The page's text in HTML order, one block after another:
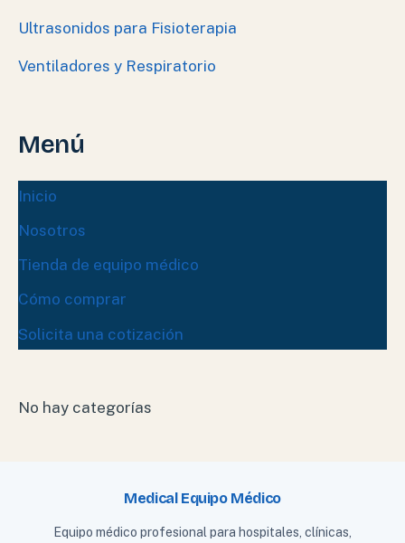
Ultrasonidos para Fisioterapia
Ventiladores y Respiratorio
Menú
Inicio
Nosotros
Tienda de equipo médico
Cómo comprar
Solicita una cotización
No hay categorías
Medical Equipo Médico
Equipo médico profesional para hospitales, clínicas,